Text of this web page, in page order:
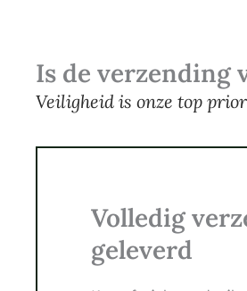
Is de verzending
Veiligheid is onze top
Volledig
geleverd